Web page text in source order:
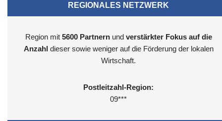
REGIONALES NETZWERK
Region mit 5600 Partnernund verstärkter Fokus auf die
Anzahl dieser sowie weniger auf die Förderung der lokalen
Wirtschaft.
Postleitzahl-Region:
09***